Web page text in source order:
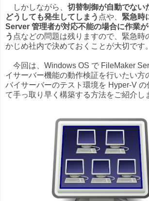
しかしながら、 切替制御が自動でない
どうしても発生してしまう 点や、 緊急時
Server 管理者が対応不能の場合に作業
う 点などの問題は残りますので、緊急時
かじめ社内で決めておくことが大切です。
今回は、Windows OS で FileMaker
イサーバー機能の動作検証を行いたい方
バイサーバーのテスト環境を Hyper-V の
て手っ取り早く構築する方法をご紹介し